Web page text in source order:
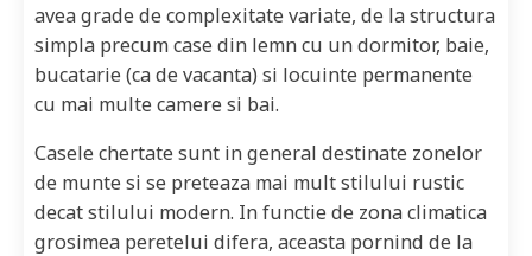
avea grade de complexitate variate, de la structura
simpla precum case din lemn cu un dormitor, baie,
bucatarie (ca de vacanta) si locuinte permanente
cu mai multe camere si bai.
Casele chertate sunt in general destinate zonelor
de munte si se preteaza mai mult stilului rustic
decat stilului modern. In functie de zona climatica
grosimea peretelui difera, aceasta pornind de la